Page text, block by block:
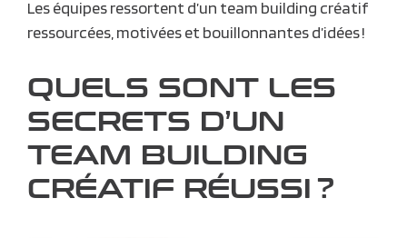
Les équipes ressortent d’un team building créatif
ressourcées, motivées et bouillonnantes d’idées !
QUELS SONT LES
SECRETS D’UN
TEAM BUILDING
CRÉATIF RÉUSSI ?